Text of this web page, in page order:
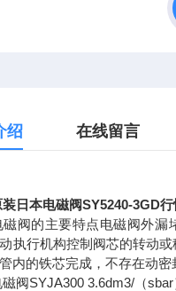
绍 在线留言
日本电磁阀SY5240-3GD
磁阀的主要特点电磁阀外
执行机构控制阀芯的转动
内的铁芯完成，不存在动密
阀SYJA300 3.6dm3/（sbar